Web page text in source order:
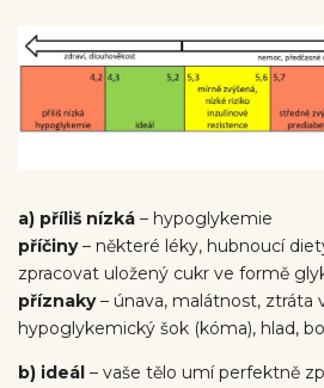
a) příliš nízká – hypoglykemie
příčiny– některé léky, hubnoucí
zpracovat uložený cukr ve formě
příznaky– únava, malátnost, ztráta
hypoglykemický šok (kóma), hlad,
b) ideál – vaše tělo umí perfektně